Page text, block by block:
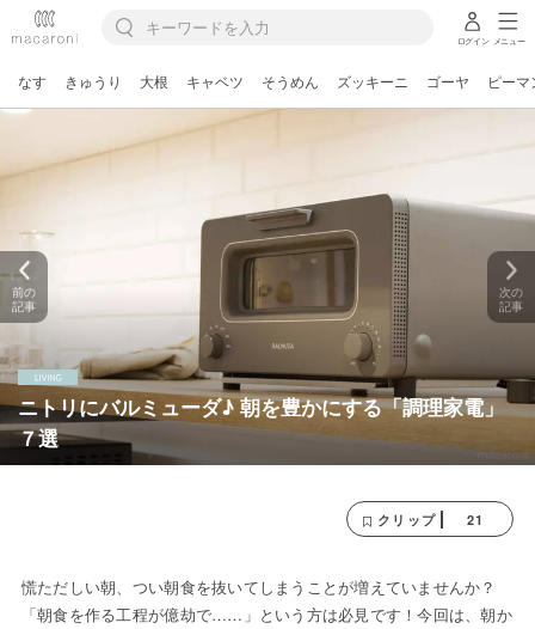
ログイン メニュー
なす きゅうり 大根 キャベツ そうめん ズッキーニ ゴーヤ ピーマ
ニトリにバルミューダ♪ 朝を豊かにする「調理家電」
７選
前の
記事
次の
記事
クリップ 21
慌ただしい朝、つい朝食を抜いてしまうことが増えていませんか？
「朝食を作る工程が億劫で……」という方は必見です！今回は、朝か